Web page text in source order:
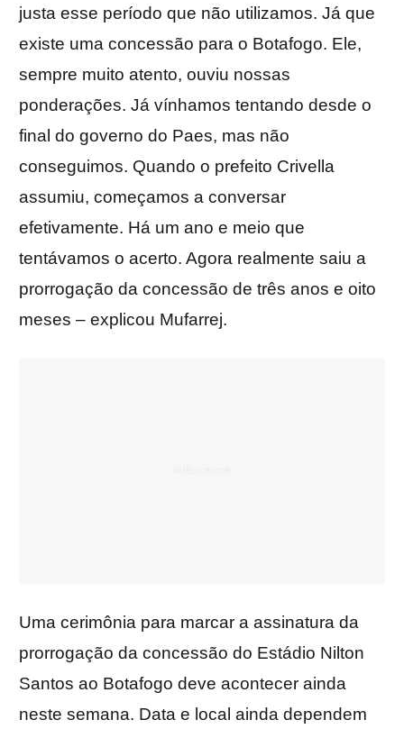
justa esse período que não utilizamos. Já que
existe uma concessão para o Botafogo. Ele,
sempre muito atento, ouviu nossas
ponderações. Já vínhamos tentando desde o
final do governo do Paes, mas não
conseguimos. Quando o prefeito Crivella
assumiu, começamos a conversar
efetivamente. Há um ano e meio que
tentávamos o acerto. Agora realmente saiu a
prorrogação da concessão de três anos e oito
meses – explicou Mufarrej.
Uma cerimônia para marcar a assinatura da
prorrogação da concessão do Estádio Nilton
Santos ao Botafogo deve acontecer ainda
neste semana. Data e local ainda dependem